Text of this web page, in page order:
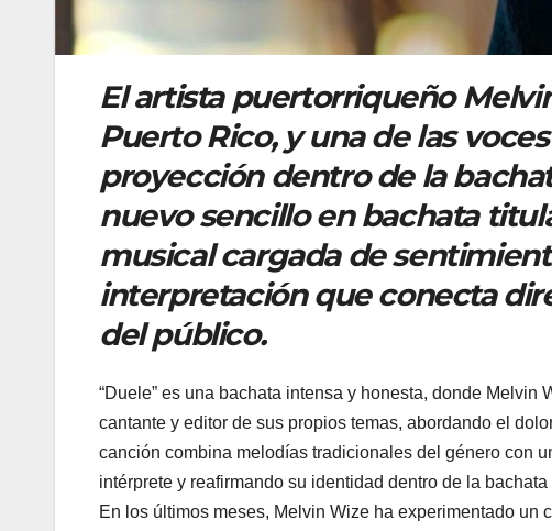
El artista puertorriqueño
Puerto Rico, y una de las
proyección dentro de la
nuevo sencillo en bachata
musical cargada de
interpretación que conecta
del público.
“Duele” es una bachata intensa y honesta, donde
cantante y editor de sus propios temas, abordando el
canción combina melodías tradicionales del género con
intérprete y reafirmando su identidad dentro de la bachata
En los últimos meses, Melvin Wize ha experimentado